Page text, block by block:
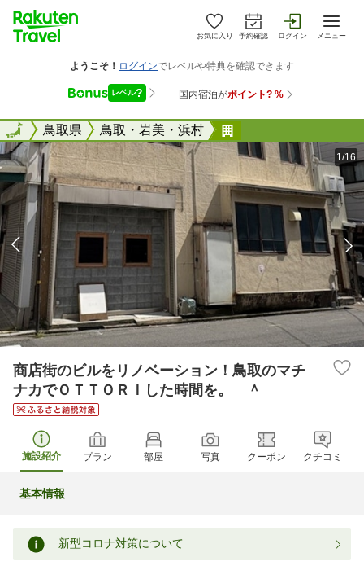
お気に入り 予約確認 ログイン メニュー
全国鳥取県 鳥取・岩美・浜村
全国
1/16
商店街のビルをリノベーション！鳥取のマチ
ナカでＯＴＴＯＲＩした時間を。 ＾
施設紹介 プラン 部屋 写真 クーポン クチコミ
基本情報
新型コロナ対策について